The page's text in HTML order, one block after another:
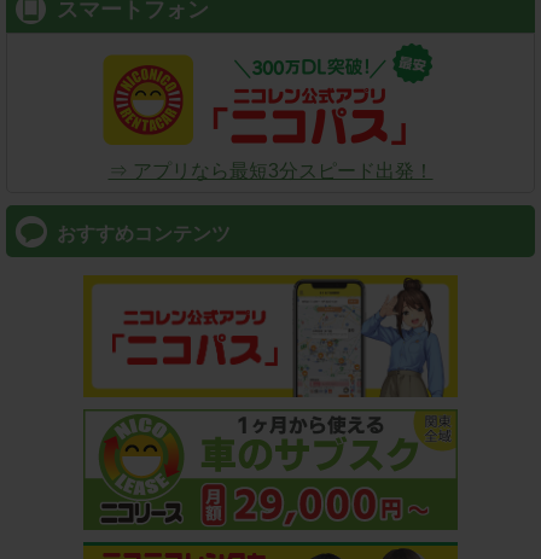
スマートフォン
⇒ アプリなら最短3分スピード出発！
おすすめコンテンツ